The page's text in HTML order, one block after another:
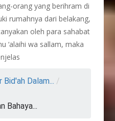
orang yang berihram di
rumahnya dari belakang,
oleh para sahabat
‘alaihi wa sallam, maka
Bid'ah Dalam... /
Bahaya...